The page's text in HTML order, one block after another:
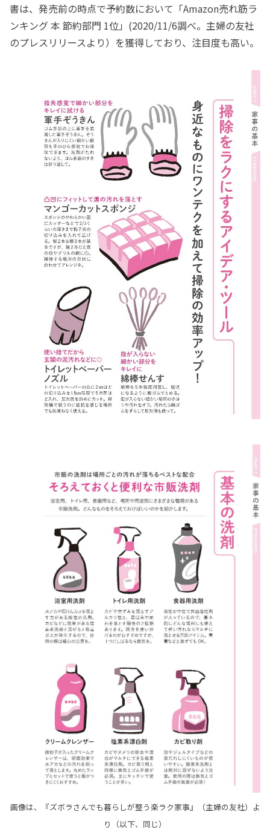
書は、発売前の時点で予約数において「Amazon売れ筋ラ
ンキング 本 節約部門 1位」(2020/11/6調べ。主婦の友社
のプレスリリースより）を獲得しており、注目度も高い。
画像は、『ズボラさんでも暮らしが整う楽ラク家事』（主婦の友社）よ
り（以下、同じ）